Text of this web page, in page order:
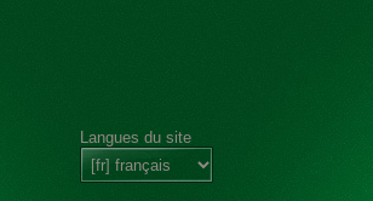
Langues du site